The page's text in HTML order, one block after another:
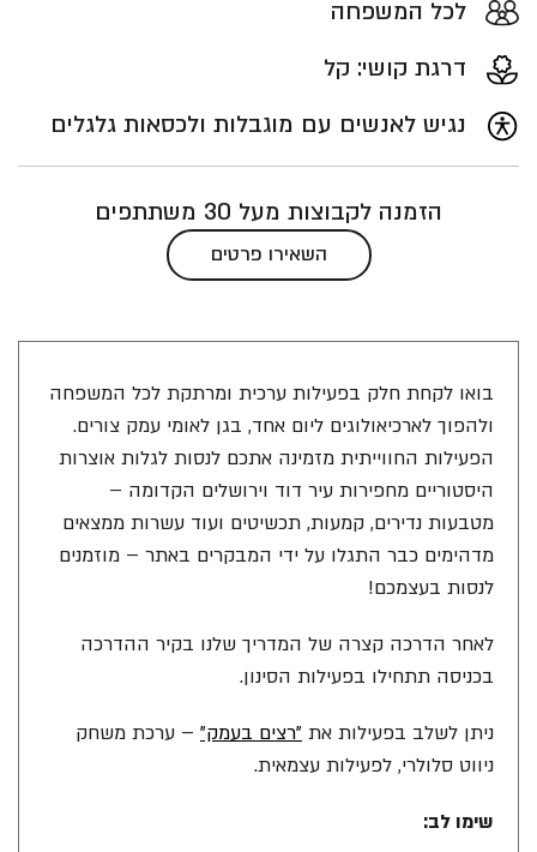
לכל המשפחה
דרגת קושי: קל
נגיש לאנשים עם מוגבלות ולכסאות גלגלים
הזמנה לקבוצות מעל 30 משתתפים
השאירו פרטים
בואו לקחת חלק בפעילות ערכית ומרתקת לכל המשפחה
ולהפוך לארכיאולוגים ליום אחד, בגן לאומי עמק צורים.
הפעילות החווייתית מזמינה אתכם לנסות לגלות אוצרות
היסטוריים מחפירות עיר דוד וירושלים הקדומה –
מטבעות נדירים, קמעות, תכשיטים ועוד עשרות ממצאים
מדהימים כבר התגלו על ידי המבקרים באתר – מוזמנים
לנסות בעצמכם!
לאחר הדרכה קצרה של המדריך שלנו בקיר ההדרכה
בכניסה תתחילו בפעילות הסינון.
ניתן לשלב בפעילות את "רצים בעמק" – ערכת משחק
ניווט סלולרי, לפעילות עצמאית.
שימו לב: